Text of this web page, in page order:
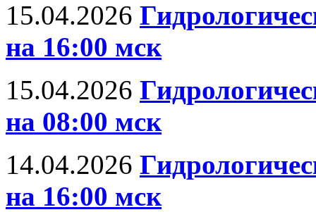
15.04.2026
на 16:00 мск
15.04.2026
на 08:00 мск
14.04.2026
на 16:00 мск